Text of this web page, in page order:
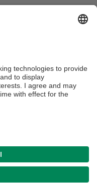
ist zudem
Daher erfolgt
veröffentlicht wird.
schaffen, sondern
und Verbreitung
leisten.